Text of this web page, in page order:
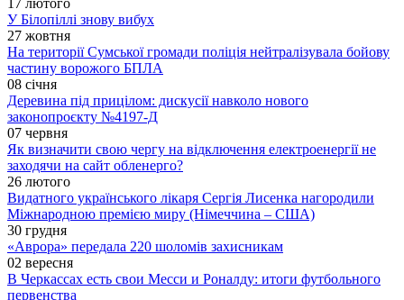
17 лютого
У Білопіллі знову вибух
27 жовтня
На території Сумської громади поліція нейтралізувала бойову
частину ворожого БПЛА
08 січня
Деревина під прицілом: дискусії навколо нового
законопроєкту №4197-Д
07 червня
Як визначити свою чергу на відключення електроенергії не
заходячи на сайт обленерго?
26 лютого
Видатного українського лікаря Сергія Лисенка нагородили
Міжнародною премією миру (Німеччина – США)
30 грудня
«Аврора» передала 220 шоломів захисникам
02 вересня
В Черкассах есть свои Месси и Роналду: итоги футбольного
первенства